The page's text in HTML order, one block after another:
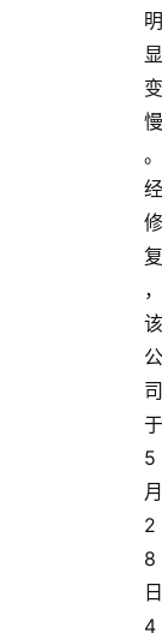
明
显
变
慢
。
经
修
复
，
该
公
司
于
5
月
2
8
日
4